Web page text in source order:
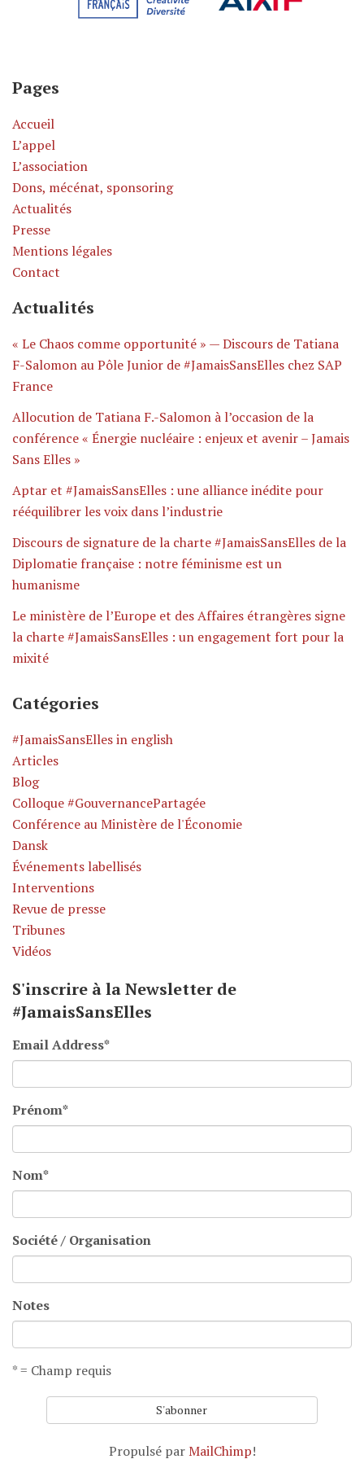
Pages
Accueil
L’appel
L’association
Dons, mécénat, sponsoring
Actualités
Presse
Mentions légales
Contact
Actualités
« Le Chaos comme opportunité » — Discours de Tatiana
F-Salomon au Pôle Junior de #JamaisSansElles chez SAP
France
Allocution de Tatiana F.-Salomon à l’occasion de la
conférence « Énergie nucléaire : enjeux et avenir – Jamais
Sans Elles »
Aptar et #JamaisSansElles : une alliance inédite pour
rééquilibrer les voix dans l’industrie
Discours de signature de la charte #JamaisSansElles de la
Diplomatie française : notre féminisme est un
humanisme
Le ministère de l’Europe et des Affaires étrangères signe
la charte #JamaisSansElles : un engagement fort pour la
mixité
Catégories
#JamaisSansElles in english
Articles
Blog
Colloque #GouvernancePartagée
Conférence au Ministère de l'Économie
Dansk
Événements labellisés
Interventions
Revue de presse
Tribunes
Vidéos
S'inscrire à la Newsletter de
#JamaisSansElles
Email Address*
Prénom*
Nom*
Société / Organisation
Notes
* = Champ requis
Propulsé parMailChimp!